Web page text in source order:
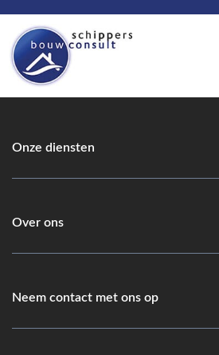
Onze diensten
Over ons
Neem contact met ons op